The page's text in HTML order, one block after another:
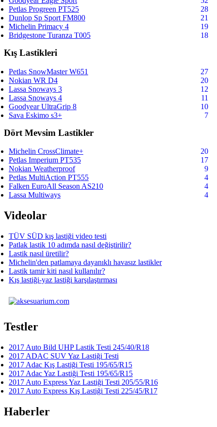
Petlas Progreen PT525
28
Dunlop Sp Sport FM800
21
Michelin Primacy 4
19
Bridgestone Turanza T005
18
Kış Lastikleri
Petlas SnowMaster W651
27
Nokian WR D4
20
Lassa Snoways 3
12
Lassa Snoways 4
11
Goodyear UltraGrip 8
10
Sava Eskimo s3+
7
Dört Mevsim Lastikler
Michelin CrossClimate+
20
Petlas Imperium PT535
17
Nokian Weatherproof
9
Petlas MultiAction PT555
4
Falken EuroAll Season AS210
4
Lassa Multiways
4
Videolar
TÜV SÜD kış lastiği video testi
Patlak lastik 10 adımda nasıl değiştirilir?
Lastik nasıl üretilir?
Michelin'den patlamaya dayanıklı havasız lastikler
Lastik tamir kiti nasıl kullanılır?
Kış lastiği-yaz lastiği karşılaştırması
Testler
2017 Auto Bild UHP Lastik Testi 245/40/R18
2017 ADAC SUV Yaz Lastiği Testi
2017 Adac Kış Lastiği Testi 195/65/R15
2017 Adac Yaz Lastiği Testi 195/65/R15
2017 Auto Express Yaz Lastiği Testi 205/55/R16
2017 Auto Express Kış Lastiği Testi 225/45/R17
Haberler